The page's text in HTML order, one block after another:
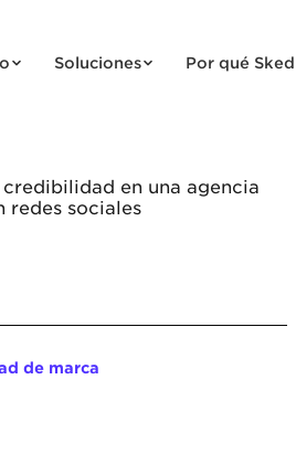
Soluciones Por qué Sked
en una agencia
redes sociales
de marca